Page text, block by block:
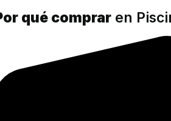
qué comprar en